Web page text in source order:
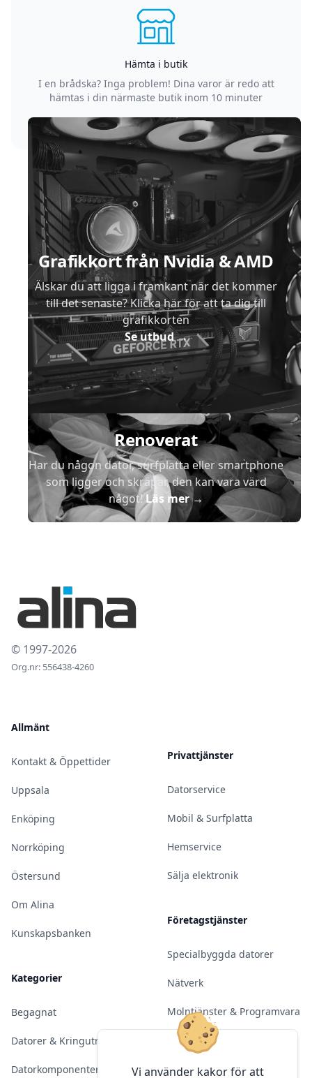
Hämta i butik
I en brådska? Inga problem! Dina varor är redo att
hämtas i din närmaste butik inom 10 minuter
Vi använder kakor för att
Grafikkort från Nvidia & AMD
Älskar du att ligga i framkant när det kommer
till det senaste? Klicka här för att ta dig till
grafikkorten
Se utbud→
Renoverat
Har du någon dator, surfplatta eller smartphone
som ligger och skräpar, den kan vara värd
något!Läs mer→
© 1997-2026
Org.nr: 556438-4260
Allmänt
Kontakt & Öppettider
Uppsala
Enköping
Norrköping
Östersund
Om Alina
Kunskapsbanken
Kategorier
Begagnat
Datorer & Kringutrustning
Datorkomponenter
Privattjänster
Datorservice
Mobil & Surfplatta
Hemservice
Sälja elektronik
Företagstjänster
Specialbyggda datorer
Nätverk
Molntjänster & Programvara
Server & Backup
Kameraövervakning